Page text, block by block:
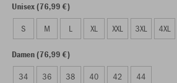
Unisex (76,99 €)
S M L XL XXL 3XL 4XL
Damen (76,99 €)
34 36 38 40 42 44